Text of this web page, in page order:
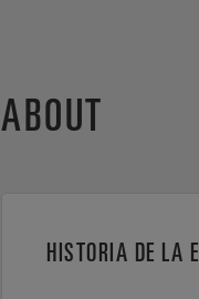
ABOUT
HISTORIA DE LA